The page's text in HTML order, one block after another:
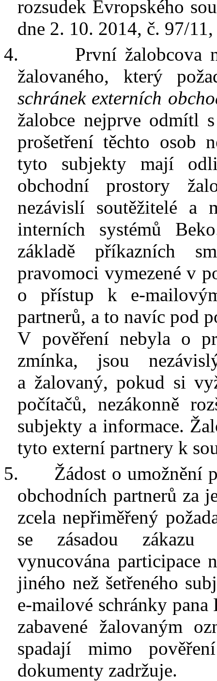
rozsudek Evropského
dne 2. 10. 2014, č. 97/
4.
První žalobcova
žalovaného, který
schránek externích
žalobce nejprve odmítl s
prošetření těchto osob
tyto subjekty mají
obchodní prostory
nezávislí soutěžitelé a
interních systémů Beko
základě příkazních
pravomoci vymezené v
o
přístup k
e-
partnerů, a to navíc pod
V pověření nebyla o
zmínka, jsou
a žalovaný, pokud si
počítačů, nezákonně
subjekty a informace.
tyto externí partnery k
5.
Žádost o umožnění
obchodních partnerů za
zcela nepřiměřený
se zásadou
vynucována participace
jiného než šetřeného
e-mailové schránky pana
zabavené žalovaným
spadají mimo
dokumenty zadržuje.